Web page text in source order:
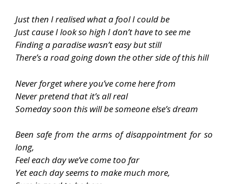
Just then I realised what a fool I could be
Just cause I look so high I don’t have to see me
Finding a paradise wasn’t easy but still
There’s a road going down the other side of this hill
Never forget where you’ve come here from
Never pretend that it’s all real
Someday soon this will be someone else’s dream
Been safe from the arms of disappointment for so
long,
Feel each day we’ve come too far
Yet each day seems to make much more,